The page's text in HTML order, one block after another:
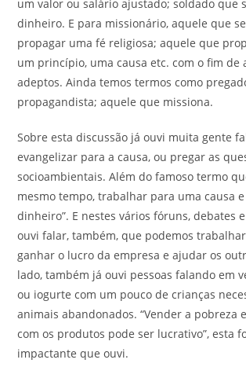
um valor ou salário ajustado; soldado que
dinheiro. E para missionário, aquele que
propagar uma fé religiosa; aquele que
um princípio, uma causa etc. com o fim de
adeptos. Ainda temos termos como
propagandista; aquele que missiona.
Sobre esta discussão já ouvi muita gente
evangelizar para a causa, ou pregar as
socioambientais. Além do famoso termo
mesmo tempo, trabalhar para uma causa
dinheiro”. E nestes vários fóruns, debates
ouvi falar, também, que podemos
ganhar o lucro da empresa e ajudar os
lado, também já ouvi pessoas falando em
ou iogurte com um pouco de crianças
animais abandonados. “Vender a pobreza
com os produtos pode ser lucrativo”, esta
impactante que ouvi.